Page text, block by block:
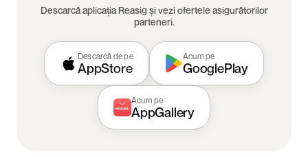
Descarcă aplicația Reasig și vezi ofertele asigurătorilor
parteneri.
Descarcă de pe
AppStore
Acum pe
GooglePlay
Acum pe
AppGallery